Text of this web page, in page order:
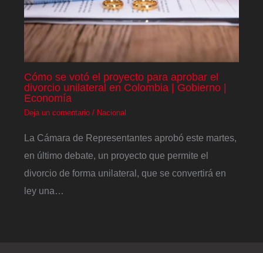
Cómo se votó el proyecto para aprobar el
divorcio unilateral en Colombia | Gobierno |
Economía
Deja un comentario / Nacional
La Cámara de Representantes aprobó este martes,
en último debate, un proyecto que permite el
divorcio de forma unilateral, que se convertirá en
ley una…